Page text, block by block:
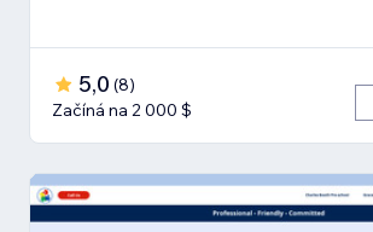
5,0 (8)
Začíná na 2 000 $